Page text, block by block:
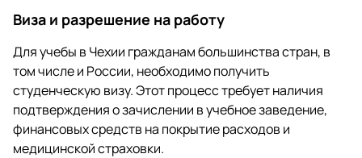
Виза и разрешение на работу
Для учебы в Чехии гражданам большинства стран, в
том числе и России, необходимо получить
студенческую визу. Этот процесс требует наличия
подтверждения о зачислении в учебное заведение,
финансовых средств на покрытие расходов и
медицинской страховки.